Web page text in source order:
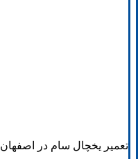
تعمیر یخچال سام در اصفهان